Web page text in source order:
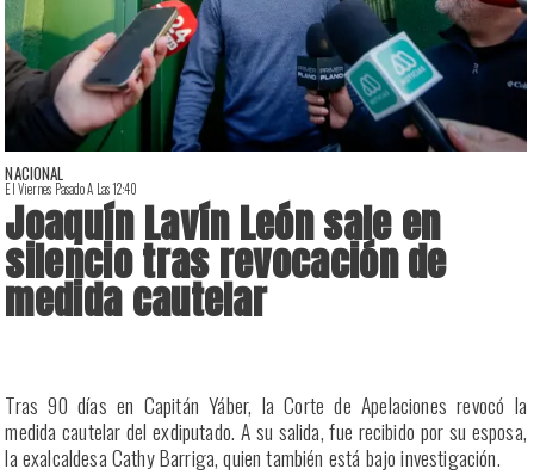
NACIONAL
El Viernes Pasado A Las 12:40
Joaquín Lavín León sale en
silencio tras revocación de
medida cautelar
Tras 90 días en Capitán Yáber, la Corte de Apelaciones revocó la
medida cautelar del exdiputado. A su salida, fue recibido por su esposa,
la exalcaldesa Cathy Barriga, quien también está bajo investigación.